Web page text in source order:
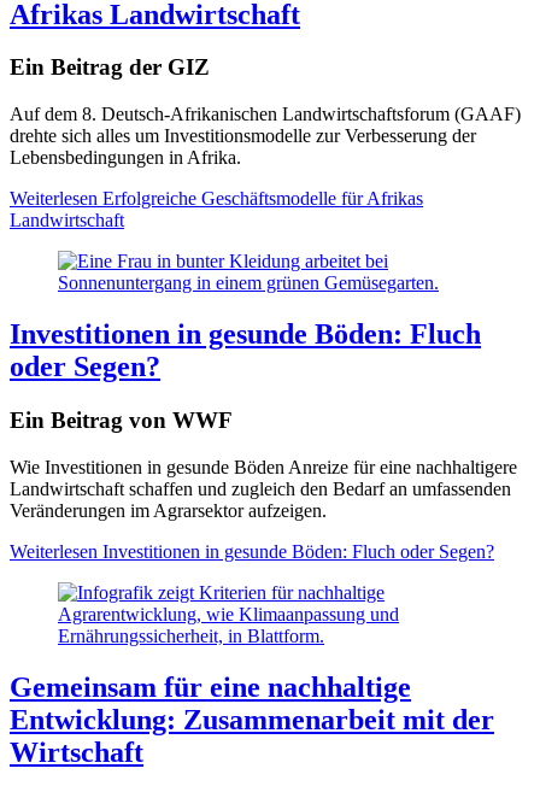
Afrikas Landwirtschaft
Ein Beitrag der GIZ
Auf dem 8. Deutsch-Afrikanischen Landwirtschaftsforum (GAAF)
drehte sich alles um Investitionsmodelle zur Verbesserung der
Lebensbedingungen in Afrika.
Weiterlesen Erfolgreiche Geschäftsmodelle für Afrikas
Landwirtschaft
Investitionen in gesunde Böden: Fluch
oder Segen?
Ein Beitrag von WWF
Wie Investitionen in gesunde Böden Anreize für eine nachhaltigere
Landwirtschaft schaffen und zugleich den Bedarf an umfassenden
Veränderungen im Agrarsektor aufzeigen.
Weiterlesen Investitionen in gesunde Böden: Fluch oder Segen?
Gemeinsam für eine nachhaltige
Entwicklung: Zusammenarbeit mit der
Wirtschaft